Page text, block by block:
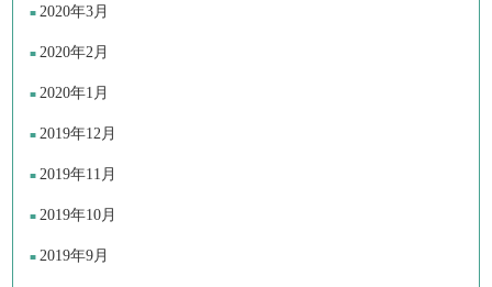
2020年3月
2020年2月
2020年1月
2019年12月
2019年11月
2019年10月
2019年9月